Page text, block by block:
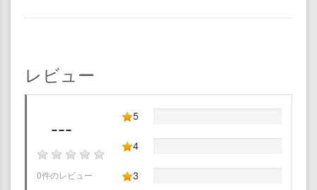
レビュー
---
0件のレビュー
5
4
3